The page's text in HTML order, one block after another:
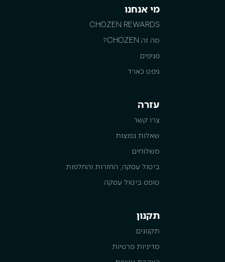
מי אנחנו
CHOZEN REWARDS
מה זה CHOZEN?
סניפים
גיפט כארד
עזרה
צרו קשר
שאלות נפוצות
משלוחים
ביטול עסקה, החזרות והחלפות
טופס ביטול עסקה
תקנון
תקנונים
מדיניות פרטיות